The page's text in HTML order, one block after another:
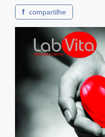
f compartilhe